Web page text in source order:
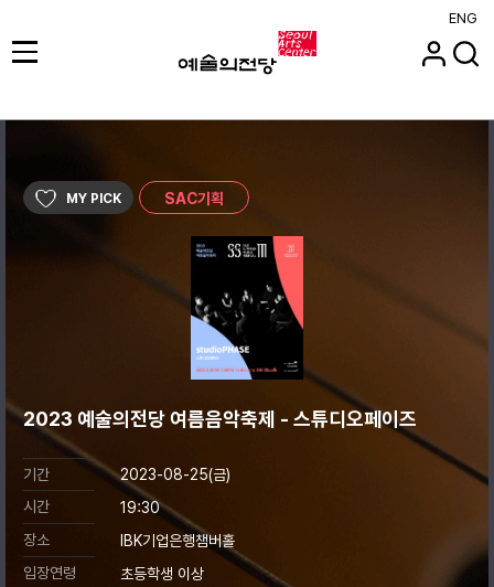
ENG
MY PICK SAC기획
2023 예술의전당 여름음악축제 - 스튜디오페이즈
기간
2023-08-25(금)
시간
19:30
장소
IBK기업은행챔버홀
입장연령
초등학생 이상